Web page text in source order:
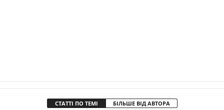
СТАТТІ ПО ТЕМІ БІЛЬШЕ ВІД АВТОРА